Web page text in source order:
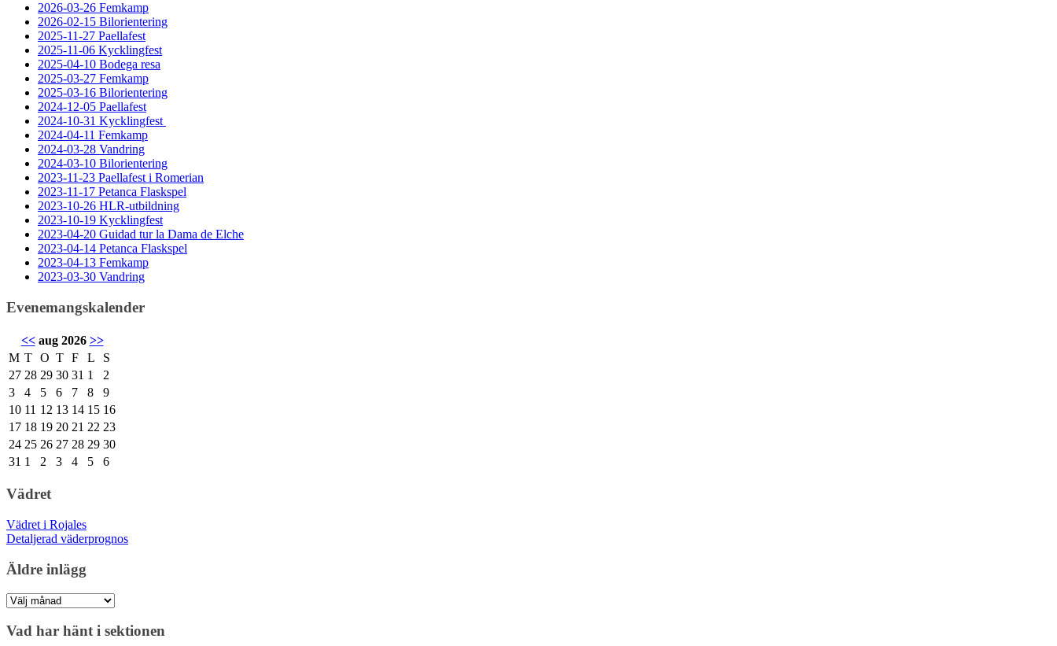
2026-03-26 Femkamp
2026-02-15 Bilorientering
2025-11-27 Paellafest
2025-11-06 Kycklingfest
2025-04-10 Bodega resa
2025-03-27 Femkamp
2025-03-16 Bilorientering
2024-12-05 Paellafest
2024-10-31 Kycklingfest
2024-04-11 Femkamp
2024-03-28 Vandring
2024-03-10 Bilorientering
2023-11-23 Paellafest i Romerian
2023-11-17 Petanca Flaskspel
2023-10-26 HLR-utbildning
2023-10-19 Kycklingfest
2023-04-20 Guidad tur la Dama de Elche
2023-04-14 Petanca Flaskspel
2023-04-13 Femkamp
2023-03-30 Vandring
Evenemangskalender
<<aug 2026 >>
M T O T F L
S
27 28 29 30 31 1
2
3
4 5 6 7 8
9
10 11 12 13 14 15 16
17 18 19 20 21 22 23
24 25 26 27 28 29 30
31 1 2 3 4 5 6
Vädret
Vädret i Rojales
Detaljerad väderprognos
Äldre inlägg
Äldre
Vad har hänt i sektionen